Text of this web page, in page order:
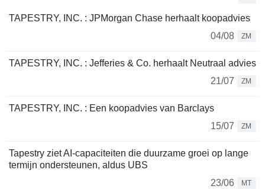
TAPESTRY, INC. : JPMorgan Chase herhaalt koopadvies
04/08
ZM
TAPESTRY, INC. : Jefferies & Co. herhaalt Neutraal advies
21/07
ZM
TAPESTRY, INC. : Een koopadvies van Barclays
15/07
ZM
Tapestry ziet AI-capaciteiten die duurzame groei op lange
termijn ondersteunen, aldus UBS
23/06
MT